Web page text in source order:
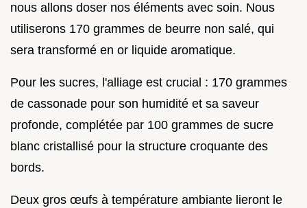
nous allons doser nos éléments avec soin. Nous
utiliserons 170 grammes de beurre non salé, qui
sera transformé en or liquide aromatique.
Pour les sucres, l'alliage est crucial : 170 grammes
de cassonade pour son humidité et sa saveur
profonde, complétée par 100 grammes de sucre
blanc cristallisé pour la structure croquante des
bords.
Deux gros œufs à température ambiante lieront le